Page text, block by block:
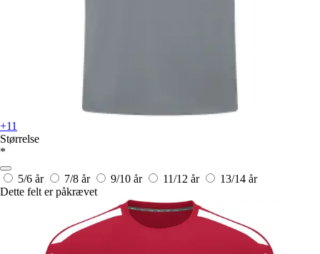
+11
Størrelse
*
5/6 år 7/8 år 9/10 år 11/12 år
13/14 år
Dette felt er påkrævet